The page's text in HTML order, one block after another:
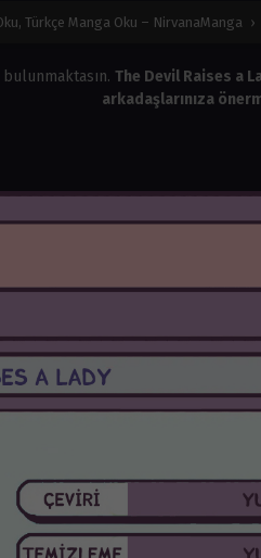
Türkçe Manga Oku – NirvanaManga ›
bulunmaktasın. The Devil Raises a
arkadaşlarınıza